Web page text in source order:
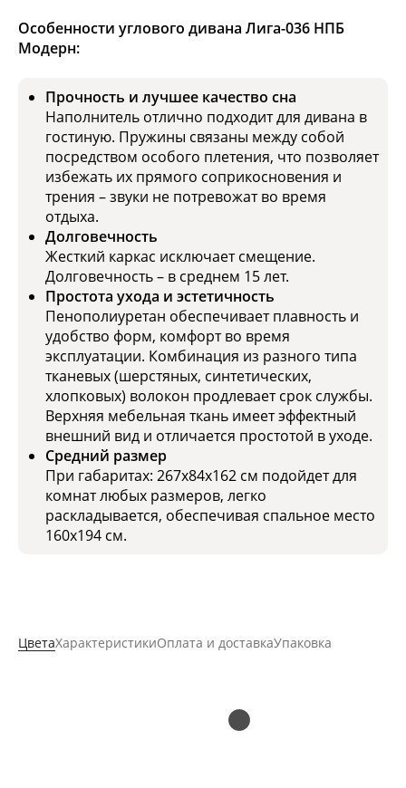
Особенности углового дивана Лига-036 НПБ
Модерн:
Прочность и лучшее качество сна
Наполнитель отлично подходит для дивана в
гостиную. Пружины связаны между собой
посредством особого плетения, что позволяет
избежать их прямого соприкосновения и
трения – звуки не потревожат во время
отдыха.
Долговечность
Жесткий каркас исключает смещение.
Долговечность – в среднем 15 лет.
Простота ухода и эстетичность
Пенополиуретан обеспечивает плавность и
удобство форм, комфорт во время
эксплуатации. Комбинация из разного типа
тканевых (шерстяных, синтетических,
хлопковых) волокон продлевает срок службы.
Верхняя мебельная ткань имеет эффектный
внешний вид и отличается простотой в уходе.
Средний размер
При габаритах: 267x84x162 см подойдет для
комнат любых размеров, легко
раскладывается, обеспечивая спальное место
160x194 см.
ЦветаХарактеристикиОплата и доставкаУпаковка